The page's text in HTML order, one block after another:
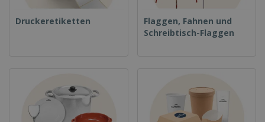
Druckeretiketten
Flaggen, Fahnen und
Schreibtisch-Flaggen